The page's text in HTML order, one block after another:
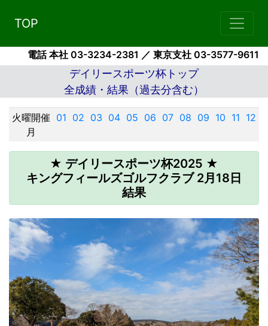
TOP
電話 本社 03-3234-2381 ／ 東京支社 03-3577-9611
デイリースポーツ杯トップ
全成績・結果（過去分含む）
火曜開催
月
01 02 03 04 05 06 07 08 09 10 11 12
★ デイリースポーツ杯2025 ★
キングフィールズゴルフクラブ 2月18日
結果